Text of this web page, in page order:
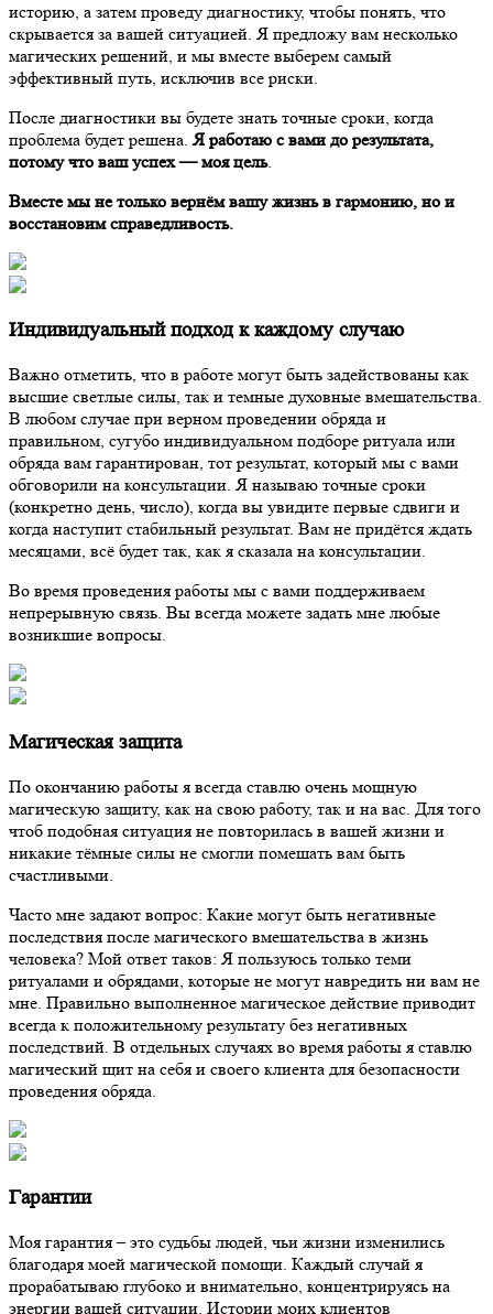
историю, а затем проведу диагностику, чтобы понять, что
скрывается за вашей ситуацией. Я предложу вам несколько
магических решений, и мы вместе выберем самый
эффективный путь, исключив все риски.
После диагностики вы будете знать точные сроки, когда
проблема будет решена. Я работаю с вами до результата,
потому что ваш успех — моя цель.
Вместе мы не только вернём вашу жизнь в гармонию, но и
восстановим справедливость.
Индивидуальный подход к каждому случаю
Важно отметить, что в работе могут быть задействованы как
высшие светлые силы, так и темные духовные вмешательства.
В любом случае при верном проведении обряда и
правильном, сугубо индивидуальном подборе ритуала или
обряда вам гарантирован, тот результат, который мы с вами
обговорили на консультации. Я называю точные сроки
(конкретно день, число), когда вы увидите первые сдвиги и
когда наступит стабильный результат. Вам не придётся ждать
месяцами, всё будет так, как я сказала на консультации.
Во время проведения работы мы с вами поддерживаем
непрерывную связь. Вы всегда можете задать мне любые
возникшие вопросы.
Магическая защита
По окончанию работы я всегда ставлю очень мощную
магическую защиту, как на свою работу, так и на вас. Для того
чтоб подобная ситуация не повторилась в вашей жизни и
никакие тёмные силы не смогли помешать вам быть
счастливыми.
Часто мне задают вопрос: Какие могут быть негативные
последствия после магического вмешательства в жизнь
человека? Мой ответ таков: Я пользуюсь только теми
ритуалами и обрядами, которые не могут навредить ни вам не
мне. Правильно выполненное магическое действие приводит
всегда к положительному результату без негативных
последствий. В отдельных случаях во время работы я ставлю
магический щит на себя и своего клиента для безопасности
проведения обряда.
Гарантии
Моя гарантия – это судьбы людей, чьи жизни изменились
благодаря моей магической помощи. Каждый случай я
прорабатываю глубоко и внимательно, концентрируясь на
энергии вашей ситуации. Истории моих клиентов